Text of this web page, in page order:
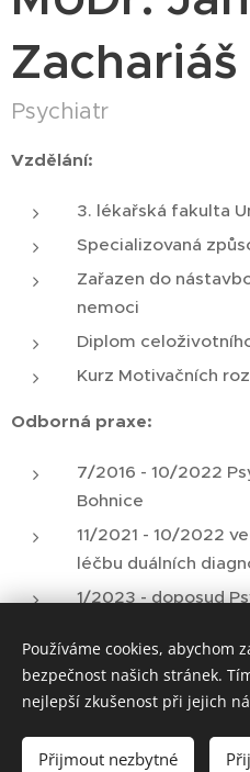
Zachariáš
Psychiatr
Vzdělání:
3. lékařská fakulta
Specializovaná
Zařazen do
nemoci
Diplom
Kurz Motivačních
Odborná praxe:
7/2016 - 10/2022
Bohnice
11/2021 - 10/2022
léčbu duálních
1/2023 - doposud
Poliklinika
Používáme cookies, abychom
bezpečnost našich stránek.
nejlepší zkušenost při jejich
Přijmout nezbytné